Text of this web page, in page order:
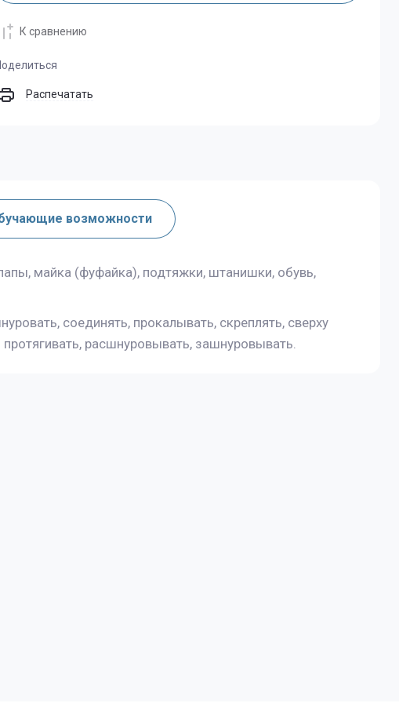
К сравнению
Распечатать
возможности
майка (фуфайка), подтяжки, штанишки, обувь,
соединять, прокалывать, скреплять, сверху
протягивать, расшнуровывать, зашнуровывать.